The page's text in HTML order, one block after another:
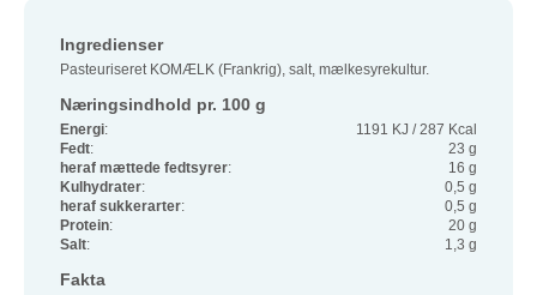
Ingredienser
Pasteuriseret KOMÆLK (Frankrig), salt, mælkesyrekultur.
Næringsindhold pr. 100 g
Energi:
1191 KJ / 287 Kcal
Fedt:
23 g
heraf mættede fedtsyrer:
16 g
Kulhydrater:
0,5 g
heraf sukkerarter:
0,5 g
Protein:
20 g
Salt: 1,3 g
Fakta